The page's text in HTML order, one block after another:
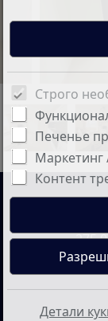
Строго
Печенье
Маркетинг
Контент
Детали